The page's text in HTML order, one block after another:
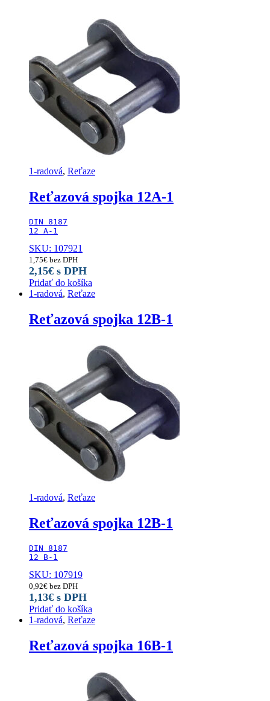
1-radová, Reťaze
Reťazová spojka 12A-1
DIN 8187
12 A-1
SKU: 107921
1,75€ bez DPH
2,15€ s DPH
Pridať do košíka
1-radová, Reťaze
Reťazová spojka 12B-1
1-radová, Reťaze
Reťazová spojka 12B-1
DIN 8187
12 B-1
SKU: 107919
0,92€ bez DPH
1,13€ s DPH
Pridať do košíka
1-radová, Reťaze
Reťazová spojka 16B-1